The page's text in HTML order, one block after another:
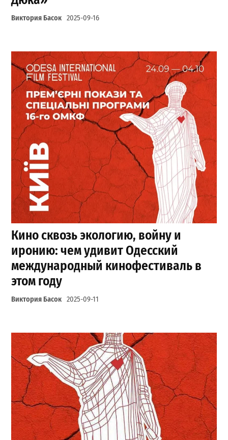
Виктория Басок 2025-09-16
Кино сквозь экологию, войну и
иронию: чем удивит Одесский
международный кинофестиваль в
этом году
Виктория Басок 2025-09-11